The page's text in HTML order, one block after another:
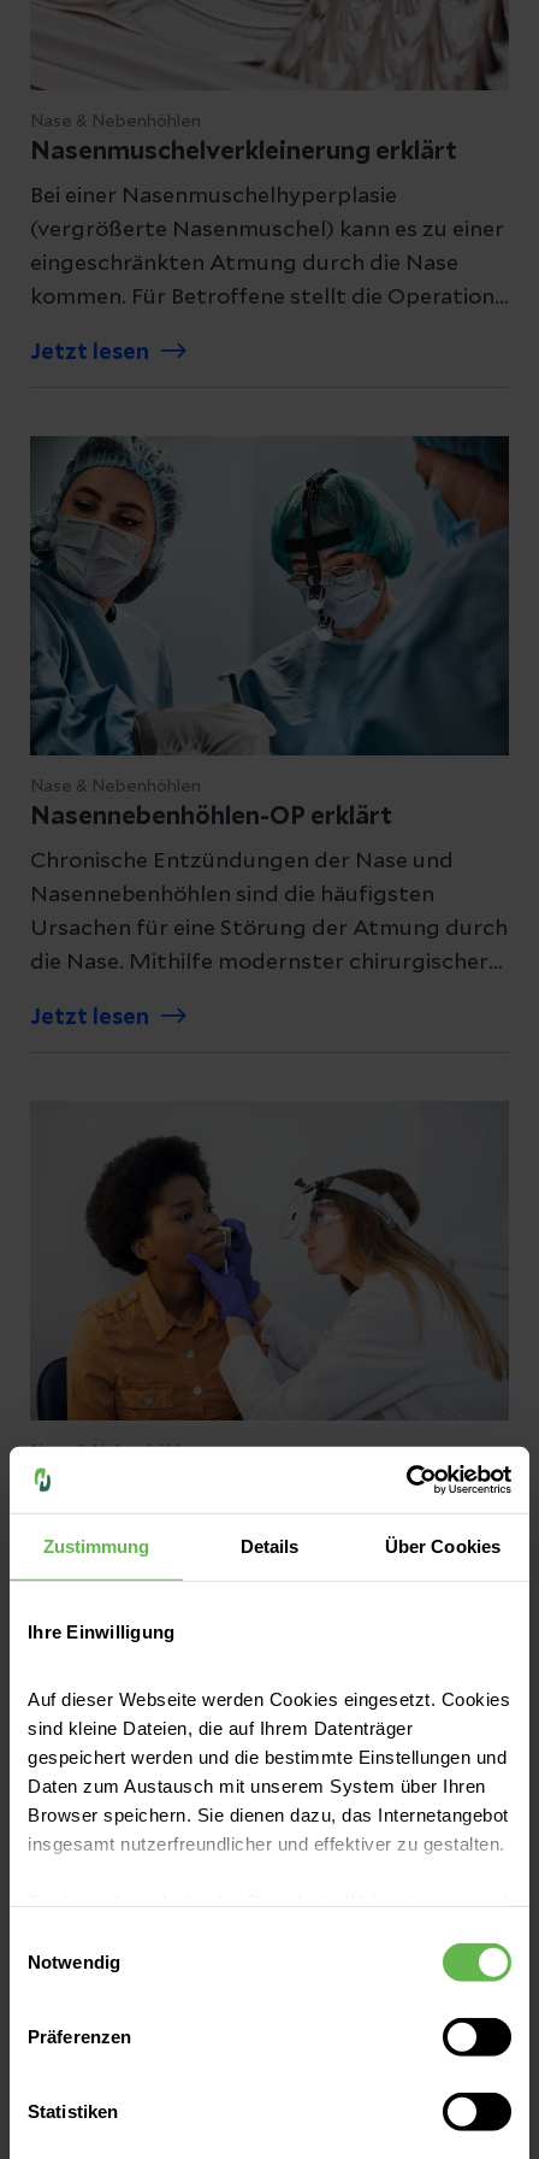
Zustimmung Details Über Cookies
Ihre Einwilligung
Auf dieser Webseite werden Cookies eingesetzt. Cookies
sind kleine Dateien, die auf Ihrem Datenträger
gespeichert werden und die bestimmte Einstellungen und
Daten zum Austausch mit unserem System über Ihren
Browser speichern. Sie dienen dazu, das Internetangebot
insgesamt nutzerfreundlicher und effektiver zu gestalten.
eingesetzt werden.
Es steht Ihnen frei, unsere Seite mit nur den notwendigen
Cookies zu benutzen, eine individuelle Auswahl
oder durch Auswahl von „Alle Cookies akzeptieren“ in die
Notwendig
Präferenzen
Statistiken
Nase & Nebenhöhlen
Nasenmuschelverkleinerung erklärt
Bei einer Nasenmuschelhyperplasie
(vergrößerte Nasenmuschel) kann es zu einer
eingeschränkten Atmung durch die Nase
kommen. Für Betroffene stellt die Operation,
gute Option dar.
Jetzt lesen
Nase & Nebenhöhlen
Nasennebenhöhlen-OP erklärt
Chronische Entzündungen der Nase und
Nasennebenhöhlen sind die häufigsten
Ursachen für eine Störung der Atmung durch
die Nase. Mithilfe modernster chirurgischer
auf präzise und schonende Weise beseitigen.
Jetzt lesen
Nase & Nebenhöhlen
Die Nasenscheidewand begradigen
eine schiefe Nasenscheidewand die Ursache
Nasenscheidewand schaffen. Das sollten Sie
Nase & Nebenhöhlen